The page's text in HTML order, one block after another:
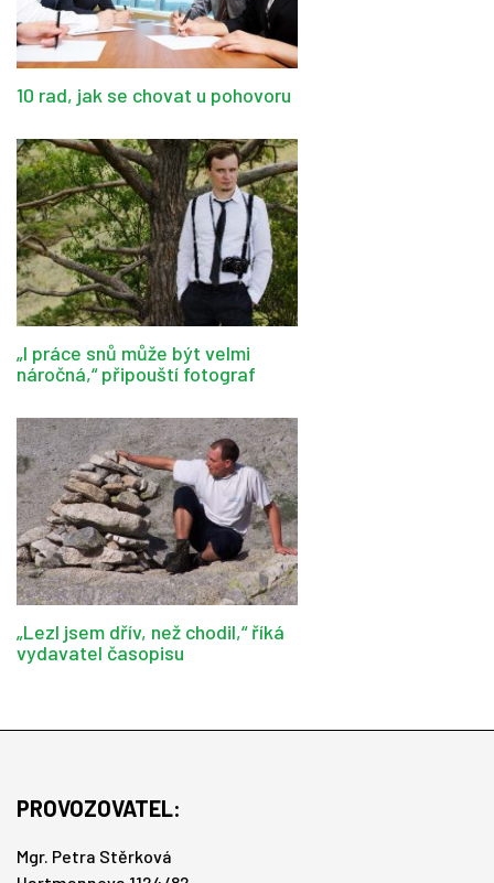
10 rad, jak se chovat u pohovoru
„I práce snů může být velmi
náročná,“ připouští fotograf
„Lezl jsem dřív, než chodil,“ říká
vydavatel časopisu
PROVOZOVATEL:
Mgr. Petra Stěrková